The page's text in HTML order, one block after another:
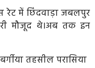
रेट में छिंदवाड़ा जबलपुर
मौजूद थे।अब तक इन
तहसील परासिया